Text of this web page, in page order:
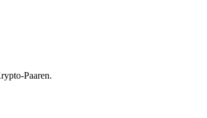
Paaren.